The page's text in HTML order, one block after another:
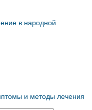
в народной
и методы лечения